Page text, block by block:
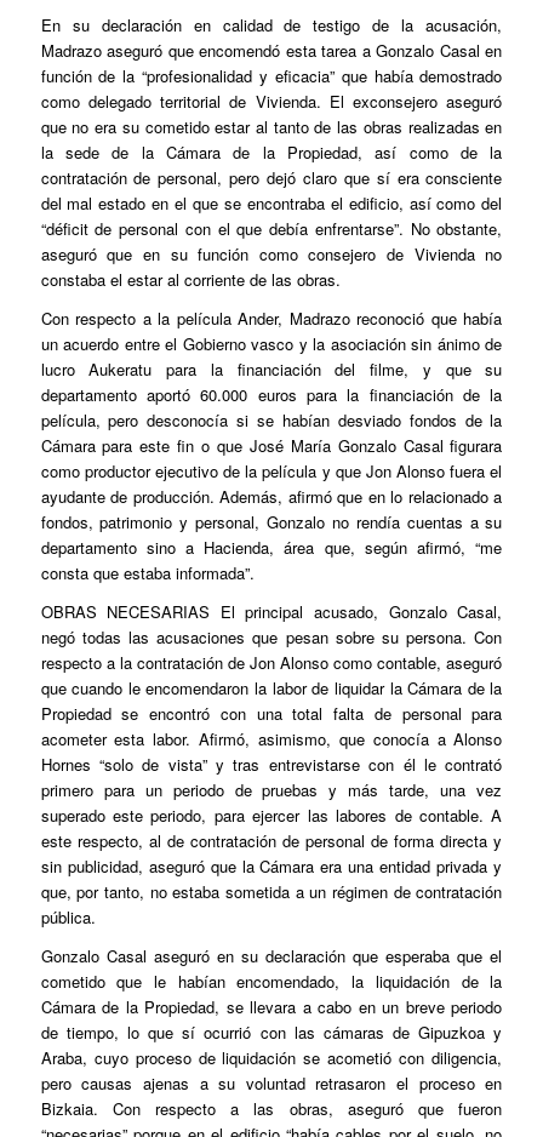
En su declaración en calidad de testigo de la acusación,
Madrazo aseguró que encomendó esta tarea a Gonzalo Casal en
función de la “profesionalidad y eficacia” que había demostrado
como delegado territorial de Vivienda. El exconsejero aseguró
que no era su cometido estar al tanto de las obras realizadas en
la sede de la Cámara de la Propiedad, así como de la
contratación de personal, pero dejó claro que sí era consciente
del mal estado en el que se encontraba el edificio, así como del
“déficit de personal con el que debía enfrentarse”. No obstante,
aseguró que en su función como consejero de Vivienda no
constaba el estar al corriente de las obras.
Con respecto a la películaAnder, Madrazo reconoció que había
un acuerdo entre el Gobierno vasco y la asociación sin ánimo de
lucro Aukeratu para la financiación del filme, y que su
departamento aportó 60.000 euros para la financiación de la
película, pero desconocía si se habían desviado fondos de la
Cámara para este fin o que José María Gonzalo Casal figurara
como productor ejecutivo de la película y que Jon Alonso fuera el
ayudante de producción. Además, afirmó que en lo relacionado a
fondos, patrimonio y personal, Gonzalo no rendía cuentas a su
departamento sino a Hacienda, área que, según afirmó, “me
consta que estaba informada”.
OBRAS NECESARIAS El principal acusado, Gonzalo Casal,
negó todas las acusaciones que pesan sobre su persona. Con
respecto a la contratación de Jon Alonso como contable, aseguró
que cuando le encomendaron la labor de liquidar la Cámara de la
Propiedad se encontró con una total falta de personal para
acometer esta labor. Afirmó, asimismo, que conocía a Alonso
Hornes “solo de vista” y tras entrevistarse con él le contrató
primero para un periodo de pruebas y más tarde, una vez
superado este periodo, para ejercer las labores de contable. A
este respecto, al de contratación de personal de forma directa y
sin publicidad, aseguró que la Cámara era una entidad privada y
que, por tanto, no estaba sometida a un régimen de contratación
pública.
Gonzalo Casal aseguró en su declaración que esperaba que el
cometido que le habían encomendado, la liquidación de la
Cámara de la Propiedad, se llevara a cabo en un breve periodo
de tiempo, lo que sí ocurrió con las cámaras de Gipuzkoa y
Araba, cuyo proceso de liquidación se acometió con diligencia,
pero causas ajenas a su voluntad retrasaron el proceso en
Bizkaia. Con respecto a las obras, aseguró que fueron